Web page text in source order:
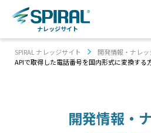
ナレッジサイト
SPIRAL ナレッジサイト
開発情報・ナレッ
APIで取得した電話番号を国内形式に変換する
開発情報・